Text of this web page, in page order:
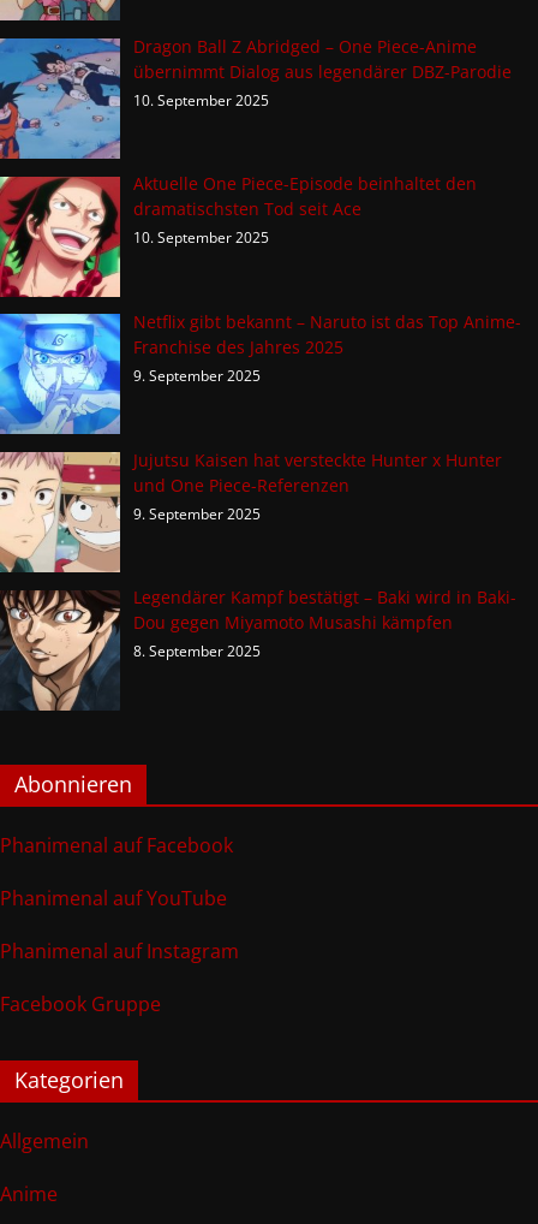
Dragon Ball Z Abridged – One Piece-Anime
übernimmt Dialog aus legendärer DBZ-Parodie
10. September 2025
Aktuelle One Piece-Episode beinhaltet den
dramatischsten Tod seit Ace
10. September 2025
Netflix gibt bekannt – Naruto ist das Top Anime-
Franchise des Jahres 2025
9. September 2025
Jujutsu Kaisen hat versteckte Hunter x Hunter
und One Piece-Referenzen
9. September 2025
Legendärer Kampf bestätigt – Baki wird in Baki-
Dou gegen Miyamoto Musashi kämpfen
8. September 2025
Abonnieren
Phanimenal auf Facebook
Phanimenal auf YouTube
Phanimenal auf Instagram
Facebook Gruppe
Kategorien
Allgemein
Anime